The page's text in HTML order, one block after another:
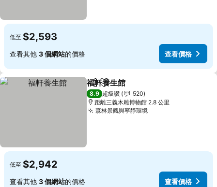
低至 $2,593
查看其他 3 個網站的價格 查看價格
分享 加入我的最愛
福軒養生館
8.9 超級讚
520
距離三義木雕博物館 2.8 公里
森林景觀與寧靜環境查看價格
低至 $2,942
查看其他 3 個網站的價格 查看價格